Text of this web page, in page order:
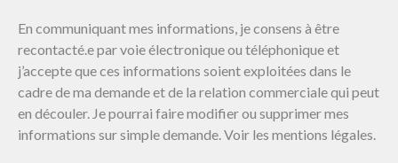
En communiquant mes informations, je consens à être
recontacté.e par voie électronique ou téléphonique et
j’accepte que ces informations soient exploitées dans le
cadre de ma demande et de la relation commerciale qui peut
en découler. Je pourrai faire modifier ou supprimer mes
informations sur simple demande. Voir les mentions légales.